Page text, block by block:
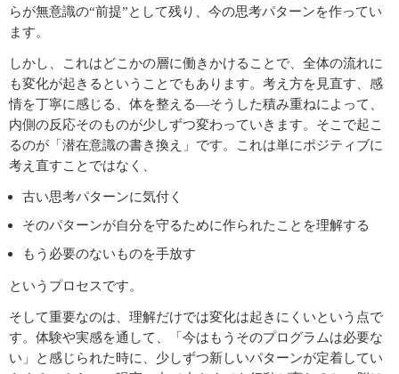
らが無意識の“前提”として残り、今の思考パターンを作ってい
ます。
しかし、これはどこかの層に働きかけることで、全体の流れに
も変化が起きるということでもあります。考え方を見直す、感
情を丁寧に感じる、体を整える―そうした積み重ねによって、
内側の反応そのものが少しずつ変わっていきます。そこで起こ
るのが「潜在意識の書き換え」です。これは単にポジティブに
考え直すことではなく、
古い思考パターンに気付く
そのパターンが自分を守るために作られたことを理解する
もう必要のないものを手放す
というプロセスです。
そして重要なのは、理解だけでは変化は起きにくいという点で
す。体験や実感を通して、「今はもうそのプログラムは必要な
い」と感じられた時に、少しずつ新しいパターンが定着してい